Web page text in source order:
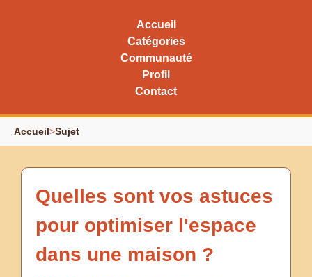
Accueil
Catégories
Communauté
Profil
Contact
Accueil>Sujet
Quelles sont vos astuces
pour optimiser l'espace
dans une maison ?